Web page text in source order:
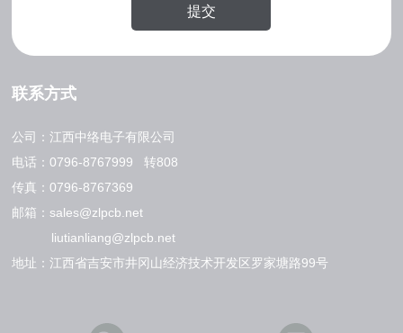
提交
联系方式
公司：江西中络电子有限公司
电话：0796-8767999 转808
传真：0796-8767369
邮箱：sales@zlpcb.net
liutianliang@zlpcb.net
地址：江西省吉安市井冈山经济技术开发区罗家塘路99号